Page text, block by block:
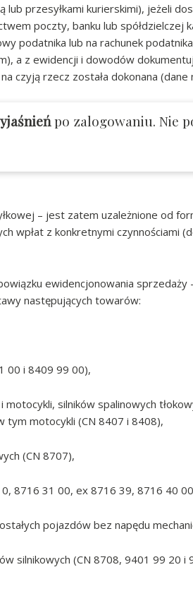
przesyłkami kurierskimi), jeżeli
poczty, banku lub spółdzielczej
podatnika lub na rachunek
a z ewidencji i dowodów
czyją rzecz została dokonana
po zalogowaniu. Nie
– jest zatem uzależnione od
wpłat z konkretnymi czynnościami
ewidencjonowania
następujących towarów:
00 i 8409 99 00),
silników spalinowych
motocykli (CN 8407 i 8408),
(CN 8707),
8716 31 00, ex 8716 39, 8716 40
pojazdów bez napędu
silnikowych (CN 8708, 9401 99 20